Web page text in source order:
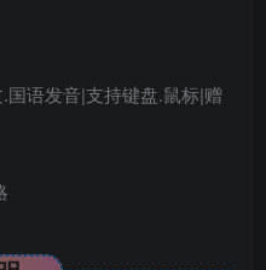
语发音|支持键盘.鼠标|赠